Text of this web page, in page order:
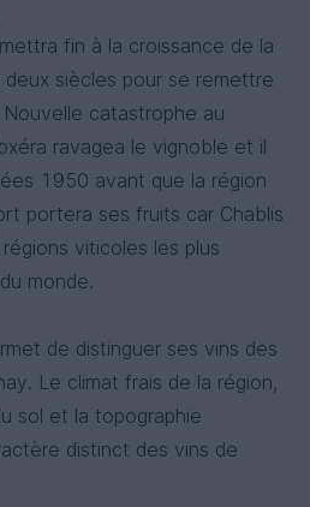
fin à la croissance de la
deux siècles pour se remettre
catastrophe au
ravagea le vignoble et il
1950 avant que la région
portera ses fruits car Chablis
viticoles les plus
monde.
de distinguer ses vins des
Le climat frais de la région,
sol et la topographie
distinct des vins de